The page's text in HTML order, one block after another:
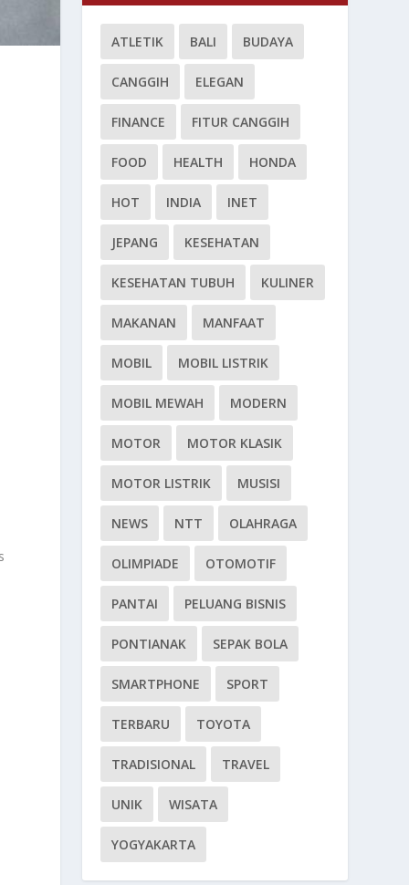
ATLETIK BALI BUDAYA
CANGGIH ELEGAN
FINANCE FITUR CANGGIH
FOOD HEALTH HONDA
HOT INDIA INET
JEPANG KESEHATAN
KESEHATAN TUBUH KULINER
MAKANAN MANFAAT
MOBIL MOBIL LISTRIK
MOBIL MEWAH MODERN
MOTOR MOTOR KLASIK
MOTOR LISTRIK MUSISI
NEWS NTT OLAHRAGA
OLIMPIADE OTOMOTIF
PANTAI PELUANG BISNIS
PONTIANAK SEPAK BOLA
SMARTPHONE SPORT
TERBARU TOYOTA
TRADISIONAL TRAVEL
UNIK WISATA
YOGYAKARTA